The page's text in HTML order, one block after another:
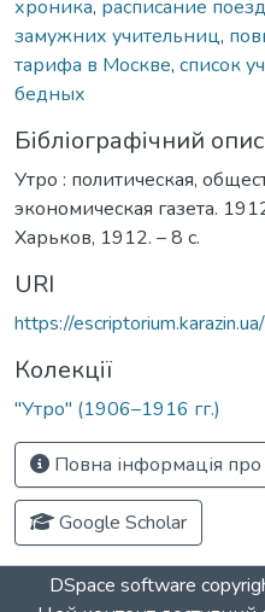
хроника, расписание
замужних учительниц,
тарифа в Москве, список
бедных
Бібліографічний опис
Утро : политическая,
экономическая газета.
Харьков, 1912. – 8 с.
URI
https://
Колекції
"Утро" (1906–1916 гг.)
Повна інформація
Google Scholar
DSpace software